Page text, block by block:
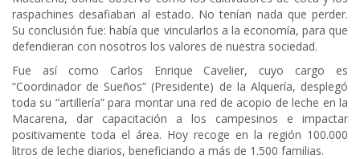
raspachines desafiaban al estado. No tenían nada que perder.
Su conclusión fue: había que vincularlos a la economía, para que
defendieran con nosotros los valores de nuestra sociedad.
Fue así como Carlos Enrique Cavelier, cuyo cargo es
“Coordinador de Sueños” (Presidente) de la Alquería, desplegó
toda su “artillería” para montar una red de acopio de leche en la
Macarena, dar capacitación a los campesinos e impactar
positivamente toda el área. Hoy recoge en la región 100.000
litros de leche diarios, beneficiando a más de 1.500 familias.